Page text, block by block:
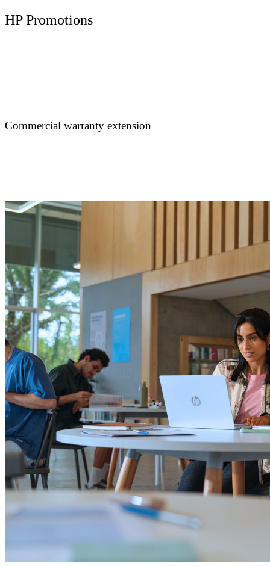
HP Promotions
Commercial warranty extension